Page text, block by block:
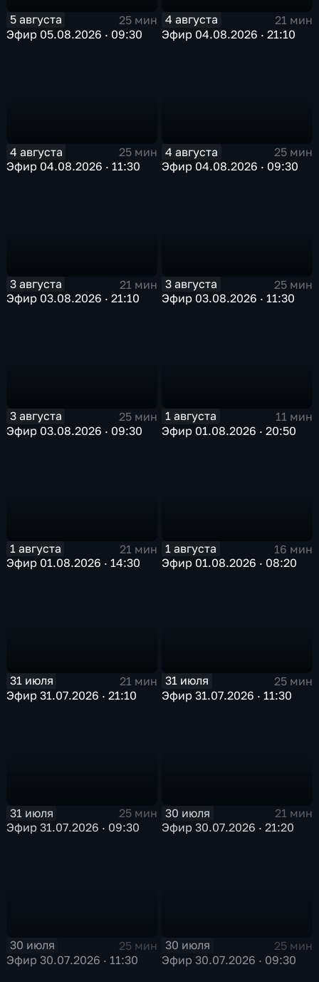
5 августа
25 мин
Эфир 05.08.2026 · 09:30
4 августа
21 мин
Эфир 04.08.2026 · 21:10
4 августа
25 мин
Эфир 04.08.2026 · 11:30
4 августа
25 мин
Эфир 04.08.2026 · 09:30
3 августа
21 мин
Эфир 03.08.2026 · 21:10
3 августа
25 мин
Эфир 03.08.2026 · 11:30
3 августа
25 мин
Эфир 03.08.2026 · 09:30
1 августа
11 мин
Эфир 01.08.2026 · 20:50
1 августа
21 мин
Эфир 01.08.2026 · 14:30
1 августа
16 мин
Эфир 01.08.2026 · 08:20
31 июля
21 мин
Эфир 31.07.2026 · 21:10
31 июля
25 мин
Эфир 31.07.2026 · 11:30
31 июля
25 мин
Эфир 31.07.2026 · 09:30
30 июля
21 мин
Эфир 30.07.2026 · 21:20
30 июля
25 мин
Эфир 30.07.2026 · 11:30
30 июля
25 мин
Эфир 30.07.2026 · 09:30